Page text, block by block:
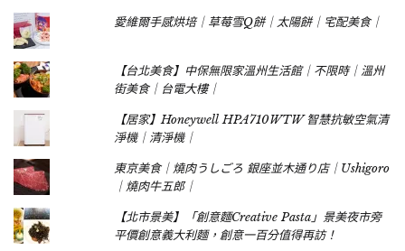
愛維爾手感烘培｜草莓雪Q餅｜太陽餅｜宅配美食｜
【台北美食】中保無限家溫州生活館｜不限時｜溫州
街美食｜台電大樓｜
【居家】Honeywell HPA710WTW 智慧抗敏空氣清
淨機｜清淨機｜
東京美食｜燒肉うしごろ 銀座並木通り店｜Ushigoro
｜燒肉牛五郎｜
【北市景美】「創意麵Creative Pasta」景美夜市旁
平價創意義大利麵，創意一百分值得再訪！